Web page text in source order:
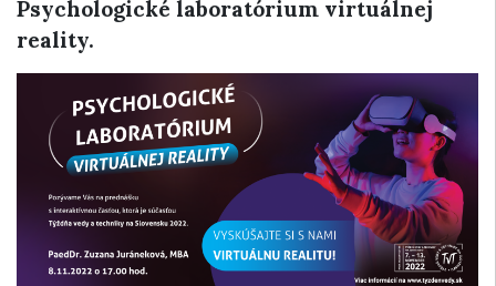
Psychologické laboratórium virtuálnej
reality.